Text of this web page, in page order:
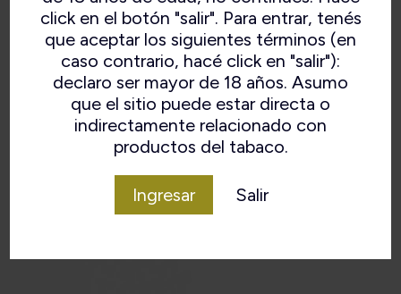
click en el botón "salir". Para entrar, tenés
que aceptar los siguientes términos (en
caso contrario, hacé click en "salir"):
declaro ser mayor de 18 años. Asumo
que el sitio puede estar directa o
indirectamente relacionado con
productos del tabaco.
Ingresar Salir